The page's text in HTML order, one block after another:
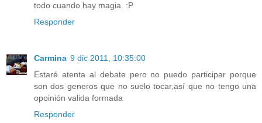
todo cuando hay magia. :P
Responder
Carmina 9 dic 2011, 10:35:00
Estaré atenta al debate pero no puedo participar porque
son dos generos que no suelo tocar,así que no tengo una
opoinión valida formada
Responder